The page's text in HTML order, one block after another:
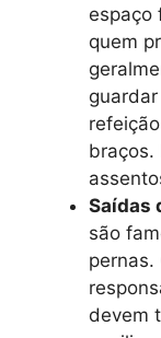
espaço
quem
braços.
Saídas
são
pernas.
devem